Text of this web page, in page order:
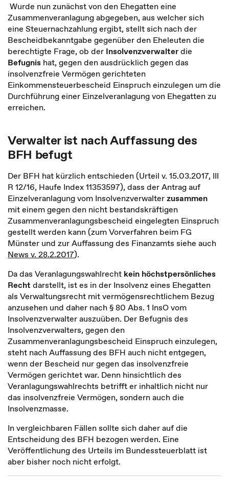
Wurde nun zunächst von den Ehegatten eine
Zusammenveranlagung abgegeben, aus welcher sich
eine Steuernachzahlung ergibt, stellt sich nach der
Bescheidbekanntgabe gegenüber den Eheleuten die
berechtigte Frage, ob der Insolvenzverwalterdie
Befugnis hat, gegen den ausdrücklich gegen das
insolvenzfreie Vermögen gerichteten
Einkommensteuerbescheid Einspruch einzulegen um die
Durchführung einer Einzelveranlagung von Ehegatten zu
erreichen.
Verwalter ist nach Auffassung des
BFH befugt
Der BFH hat kürzlich entschieden (Urteil v. 15.03.2017, III
R 12/16, Haufe Index 11353597), dass der Antrag auf
Einzelveranlagung vom Insolvenzverwalterzusammen
mit einem gegen den nicht bestandskräftigen
Zusammenveranlagungsbescheid eingelegten Einspruch
gestellt werden kann (zum Vorverfahren beim FG
Münster und zur Auffassung des Finanzamts siehe auch
News v. 28.2.2017).
Da das Veranlagungswahlrecht kein höchstpersönliches
Recht darstellt, ist es in der Insolvenz eines Ehegatten
als Verwaltungsrecht mit vermögensrechtlichem Bezug
anzusehen und daher nach § 80 Abs. 1 InsO vom
Insolvenzverwalter auszuüben. Der Befugnis des
Insolvenzverwalters, gegen den
Zusammenveranlagungsbescheid Einspruch einzulegen,
steht nach Auffassung des BFH auch nicht entgegen,
wenn der Bescheid nur gegen das insolvenzfreie
Vermögen gerichtet war. Denn hinsichtlich des
Veranlagungswahlrechts betrifft er inhaltlich nicht nur
das insolvenzfreie Vermögen, sondern auch die
Insolvenzmasse.
In vergleichbaren Fällen sollte sich daher auf die
Entscheidung des BFH bezogen werden. Eine
Veröffentlichung des Urteils im Bundessteuerblatt ist
aber bisher noch nicht erfolgt.